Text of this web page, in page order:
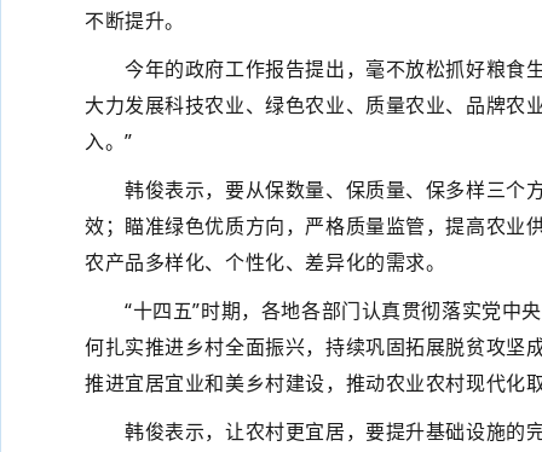
不断提升。
今年的政府工作报告提出，毫不放松抓好粮食
大力发展科技农业、绿色农业、质量农业、品牌农
入。”
韩俊表示，要从保数量、保质量、保多样三个方
效；瞄准绿色优质方向，严格质量监管，提高农业
农产品多样化、个性化、差异化的需求。
“十四五”时期，各地各部门认真贯彻落实党中央
何扎实推进乡村全面振兴，持续巩固拓展脱贫攻坚
推进宜居宜业和美乡村建设，推动农业农村现代化
韩俊表示，让农村更宜居，要提升基础设施的